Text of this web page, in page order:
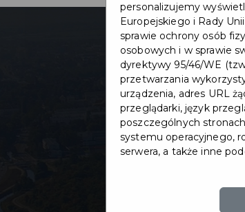
personalizujemy
Europejskiego i Rady
sprawie ochrony osób
osobowych i w sprawie
dyrektywy 95/46/WE
przetwarzania
urządzenia, adres URL
przeglądarki, język
poszczególnych
systemu operacyjnego,
serwera, a także inne